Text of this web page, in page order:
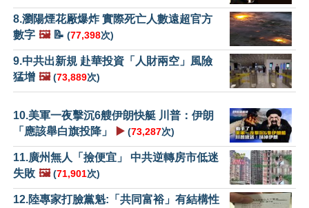
8.瀏陽煙花厰爆炸 實際死亡人數遠超官方
數字 🖼️📝 (77,398次)
9.中共出新規 赴華投資「人財兩空」風險
猛增 🖼️ (73,889次)
10.美軍一夜擊沉6艘伊朗快艇 川普：伊朗
「應該舉白旗投降」
▶️ (73,287次)
11.廣州無人「撿便宜」 中共逆轉房市低迷
失敗 🖼️ (71,901次)
12.陸專家打臉黨魁:「共同富裕」有結構性